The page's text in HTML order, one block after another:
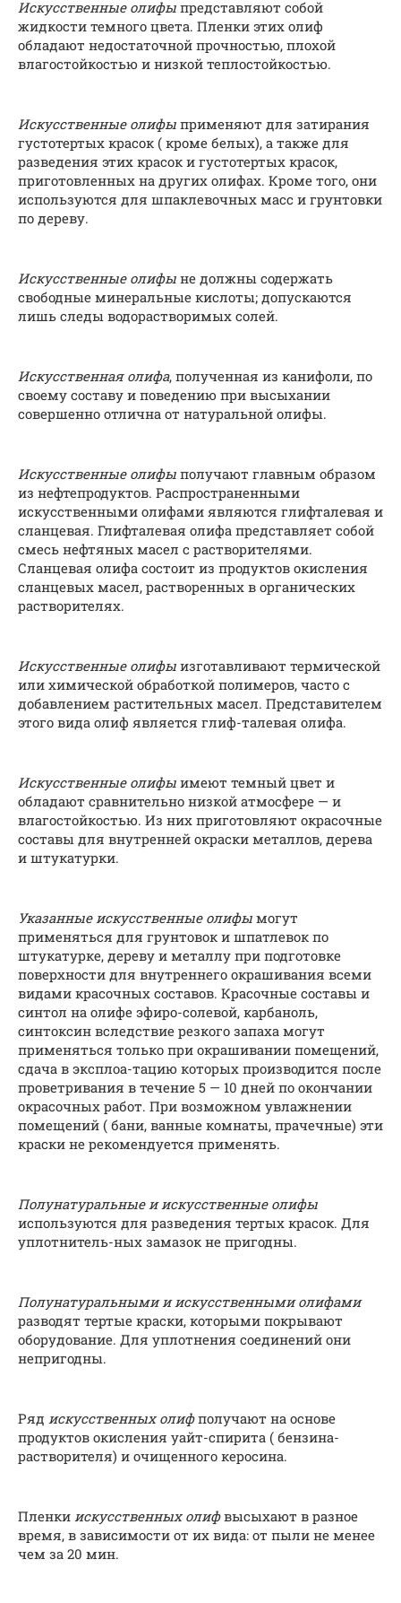
Искусственные олифы представляют собой
жидкости темного цвета. Пленки этих олиф
обладают недостаточной прочностью, плохой
влагостойкостью и низкой теплостойкостью.
Искусственные олифы применяют для затирания
густотертых красок ( кроме белых), а также для
разведения этих красок и густотертых красок,
приготовленных на других олифах. Кроме того, они
используются для шпаклевочных масс и грунтовки
по дереву.
Искусственные олифы не должны содержать
свободные минеральные кислоты; допускаются
лишь следы водорастворимых солей.
Искусственная олифа, полученная из канифоли, по
своему составу и поведению при высыхании
совершенно отлична от натуральной олифы.
Искусственные олифы получают главным образом
из нефтепродуктов. Распространенными
искусственными олифами являются глифталевая и
сланцевая. Глифталевая олифа представляет собой
смесь нефтяных масел с растворителями.
Сланцевая олифа состоит из продуктов окисления
сланцевых масел, растворенных в органических
растворителях.
Искусственные олифы изготавливают термической
или химической обработкой полимеров, часто с
добавлением растительных масел. Представителем
этого вида олиф является глиф-талевая олифа.
Искусственные олифы имеют темный цвет и
обладают сравнительно низкой атмосфере — и
влагостойкостью. Из них приготовляют окрасочные
составы для внутренней окраски металлов, дерева
и штукатурки.
Указанные искусственные олифы могут
применяться для грунтовок и шпатлевок по
штукатурке, дереву и металлу при подготовке
поверхности для внутреннего окрашивания всеми
видами красочных составов. Красочные составы и
синтол на олифе эфиро-солевой, карбаноль,
синтоксин вследствие резкого запаха могут
применяться только при окрашивании помещений,
сдача в эксплоа-тацию которых производится после
проветривания в течение 5 — 10 дней по окончании
окрасочных работ. При возможном увлажнении
помещений ( бани, ванные комнаты, прачечные) эти
краски не рекомендуется применять.
Полунатуральные и искусственные олифы
используются для разведения тертых красок. Для
уплотнитель-ных замазок не пригодны.
Полунатуральными и искусственными олифами
разводят тертые краски, которыми покрывают
оборудование. Для уплотнения соединений они
непригодны.
Ряд искусственных олифполучают на основе
продуктов окисления уайт-спирита ( бензина-
растворителя) и очищенного керосина.
Пленки искусственных олифвысыхают в разное
время, в зависимости от их вида: от пыли не менее
чем за 20 мин.